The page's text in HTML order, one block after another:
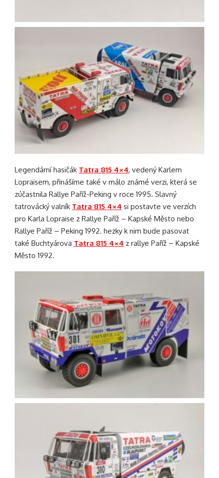
Legendární hasičák Tatra 815 4×4, vedený Karlem
Lopraisem, přinášíme také v málo známé verzi, která se
zúčastnila Rallye Paříž-Peking v roce 1995. Slavný
tatrovácký valník Tatra 815 4×4 si postavte ve verzích
pro Karla Lopraise z Rallye Paříž – Kapské Město nebo
Rallye Paříž – Peking 1992. hezky k nim bude pasovat
také Buchtyárova Tatra 815 4×4 z rallye Paříž – Kapské
Město 1992.